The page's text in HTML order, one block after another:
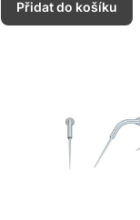
Přidat do košíku